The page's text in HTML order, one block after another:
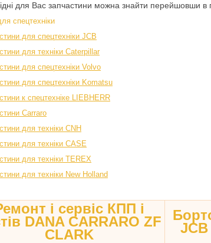
для Вас запчастини можна знайти перейшовши в
спецтехніки
для спецтехніки JCB
для техніки Caterpillar
для спецтехніки Volvo
для спецтехніки Komatsu
к спецтехніке LIEBHERR
Carraro
для техніки CNH
для техніки CASE
для техніки TEREX
для техніки New Holland
і сервіс КПП і
DANA CARRARO ZF
CLARK
JCB